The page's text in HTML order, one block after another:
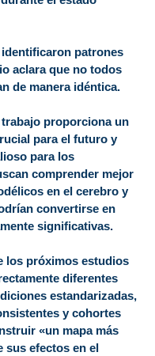
patrones
aclara que no todos
de manera idéntica.
trabajo proporciona un
para el futuro y
para los
comprender mejor
en el cerebro y
convertirse en
significativas.
los próximos estudios
diferentes
estandarizadas,
y cohortes
«un mapa más
sus efectos en el